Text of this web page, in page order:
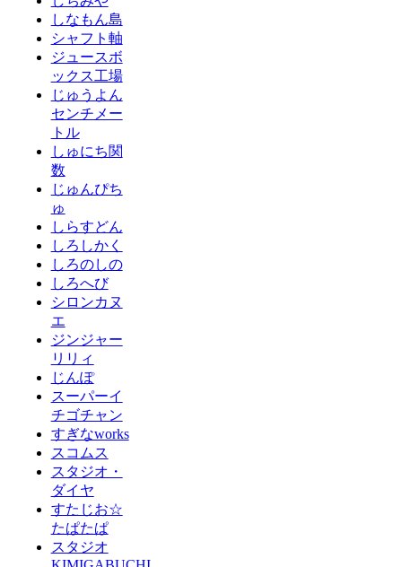
しなもん島
シャフト軸
ジュースボ
ックス工場
じゅうよん
センチメー
トル
しゅにち関
数
じゅんぴち
ゅ
しらすどん
しろしかく
しろのしの
しろへび
シロンカヌ
エ
ジンジャー
リリィ
じんぽ
スーパーイ
チゴチャン
すぎなworks
スコムス
スタジオ・
ダイヤ
すたじお☆
たぱたぱ
スタジオ